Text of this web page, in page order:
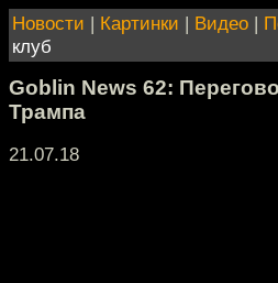
Новости | Картинки | Видео |
клуб
Goblin News 62:
Трампа
21.07.18